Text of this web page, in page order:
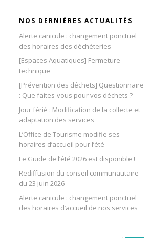
NOS DERNIÈRES ACTUALITÉS
Alerte canicule : changement ponctuel
des horaires des déchèteries
[Espaces Aquatiques] Fermeture
technique
[Prévention des déchets] Questionnaire
: Que faites-vous pour vos déchets ?
Jour férié : Modification de la collecte et
adaptation des services
L’Office de Tourisme modifie ses
horaires d’accueil pour l’été
Le Guide de l’été 2026 est disponible !
Rediffusion du conseil communautaire
du 23 juin 2026
Alerte canicule : changement ponctuel
des horaires d’accueil de nos services